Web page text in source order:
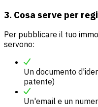
3. Cosa serve per
Per pubblicare il tuo
servono:
Un documento
patente)
Un'email e un